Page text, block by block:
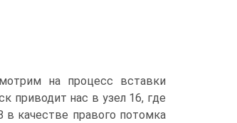
на процесс вставки
приводит нас в узел 16, где
в качестве правого потомка